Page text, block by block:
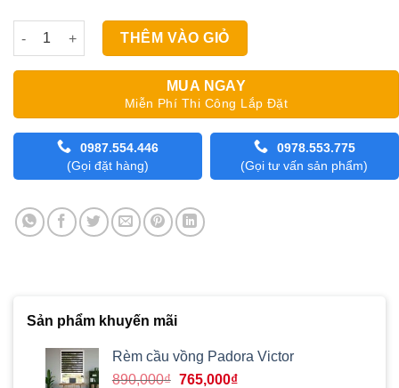
Rèm Roman Modero OSCAR Hàn Quốc số lượng
THÊM VÀO GIỎ
MUA NGAY
Miễn Phí Thi Công Lắp Đặt
0987.554.446
(Gọi đặt hàng)
0978.553.775
(Gọi tư vấn sản phẩm)
Sản phẩm khuyến mãi
Rèm cầu vồng Padora Victor
890,000₫ Giá
765,000₫Giá